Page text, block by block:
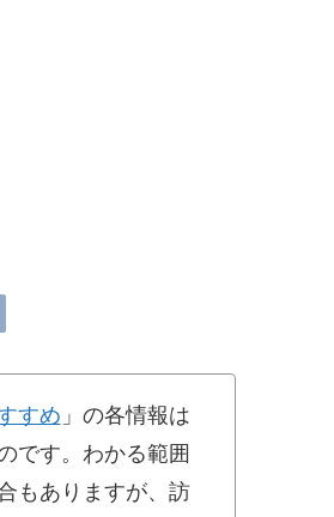
すめ 」の各情報は
です。わかる範囲
もありますが、訪